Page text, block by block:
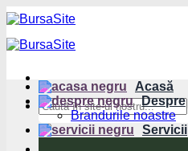
Sari
la
conținut
Acasă
Despre
Brandurile noastre
Servicii